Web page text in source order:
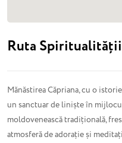
Ruta Spiritualității
Mănăstirea Căpriana, cu o
un sanctuar de liniște în
moldovenească tradițională,
atmosferă de adorație și